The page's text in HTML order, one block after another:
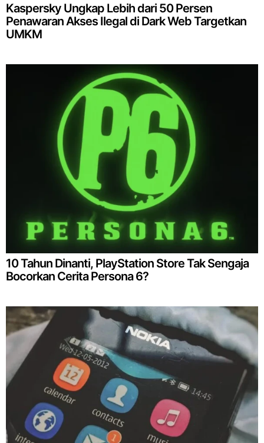
Kaspersky Ungkap Lebih dari 50 Persen
Penawaran Akses Ilegal di Dark Web Targetkan
UMKM
10 Tahun Dinanti, PlayStation Store Tak Sengaja
Bocorkan Cerita Persona 6?